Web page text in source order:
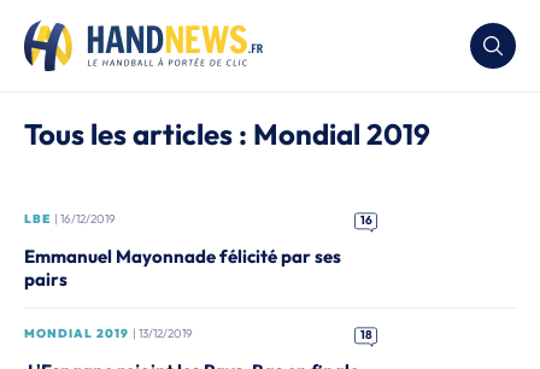
Tous les articles : Mondial 2019
LBE | 16/12/2019 16
Emmanuel Mayonnade félicité par ses
pairs
MONDIAL 2019 | 13/12/2019 18